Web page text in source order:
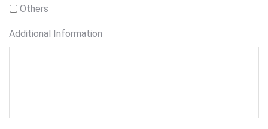
Others
Additional Information